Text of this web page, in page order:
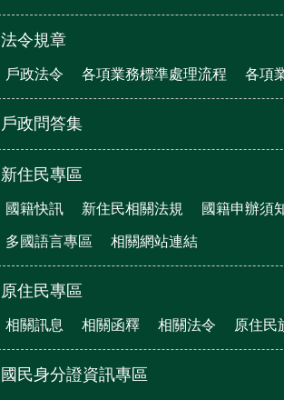
法令規章
戶政法令 各項業務標準處理流程 各項
戶政問答集
新住民專區
國籍快訊 新住民相關法規 國籍申辦須
多國語言專區 相關網站連結
原住民專區
相關訊息 相關函釋 相關法令 原住民
國民身分證資訊專區